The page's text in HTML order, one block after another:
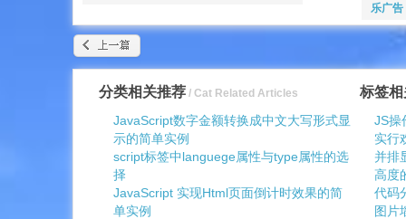
乐广告
分类相关推荐 / Cat Related Articles
JavaScript数字金额转换成中文大写形式显
示的简单实例
script标签中languege属性与type属性的选
择
JavaScript 实现Html页面倒计时效果的简
单实例
标签
JS操
实行
并排
高度
代码
图片